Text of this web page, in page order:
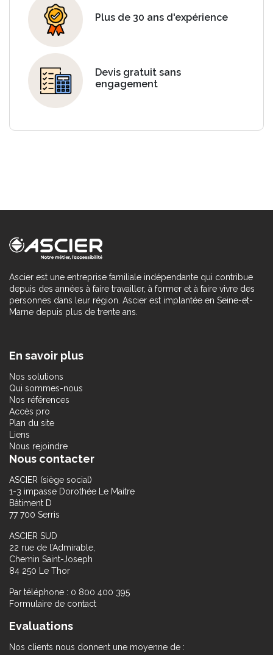
Plus de 30 ans d'expérience
Devis gratuit sans
engagement
Ascier est une entreprise familiale indépendante qui contribue
depuis des années à faire travailler, à former et à faire vivre des
personnes dans leur région. Ascier est implantée en Seine-et-
Marne depuis plus de trente ans.
En savoir plus
Nos solutions
Qui sommes-nous
Nos références
Accès pro
Plan du site
Liens
Nous rejoindre
Nous contacter
ASCIER (siège social)
1-3 impasse Dorothée Le Maitre
Bâtiment D
77 700 Serris
ASCIER SUD
22 rue de l’Admirable,
Chemin Saint-Joseph
84 250 Le Thor
Par téléphone : 0 800 400 395
Formulaire de contact
Evaluations
Nos clients nous donnent une moyenne de :